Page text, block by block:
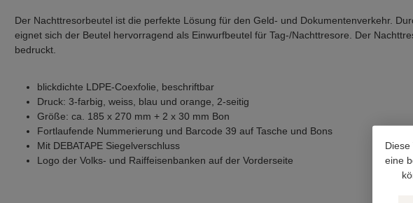
Der Nachttresorbeutel ist die perfekte Lösung für den Geld- und Dokumentenverkehr.
eignet sich der Beutel hervorragend als Einwurfbeutel für Tag-/Nachttresore. Der
bedruckt.
blickdichte LDPE-Coexfolie, beschriftbar
Druck: 3-farbig, weiss, blau und orange, 2-seitig
Größe: ca. 185 x 270 mm + 2 x 30 mm Bon
Fortlaufende Nummerierung und Barcode 39 auf Tasche und Bons
Mit DEBATAPE Siegelverschluss
Logo der Volks- und Raiffeisenbanken auf der Vorderseite
eine